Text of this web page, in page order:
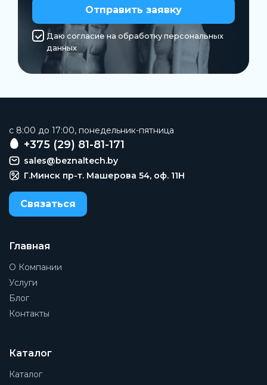
Отправить заявку
Даю согласие на обработку персональных
данных
c 8:00 до 17:00, понедельник-пятница
+375 (29) 81-81-171
sales@beznaltech.by
Г.Минск пр-т. Машерова 54, оф. 11H
Связаться
Главная
О Компании
Услуги
Блог
Контакты
Каталог
Каталог